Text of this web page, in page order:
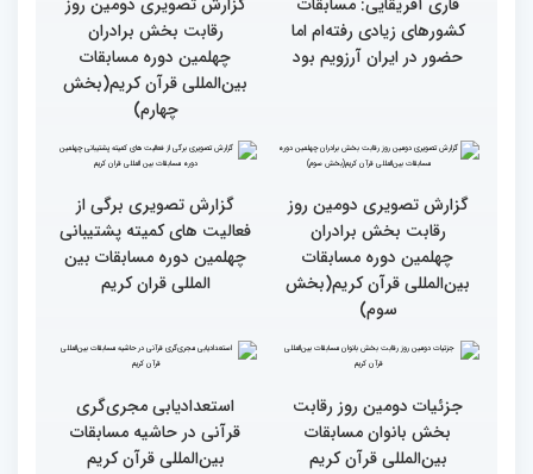
همه باید قرآنی و اهل قرآن
شویم/ ایران بیش از
دومین محفل انس با قرآن
ویژه بانوان در فرهنگسرای
امید برگزار شد
کسب موفقیت‌های متعدد
در زندگی یکی از تأثیرات
انس با قرآن است
انس با قرآن چراغ راه
رسیدن به سرمنزل مقصود
است
قرائت قرآن برای هر
مسلمان باید اولین اولویت
انس با قرآن در روابط
اجتماعی افراد تأثیرگذار است